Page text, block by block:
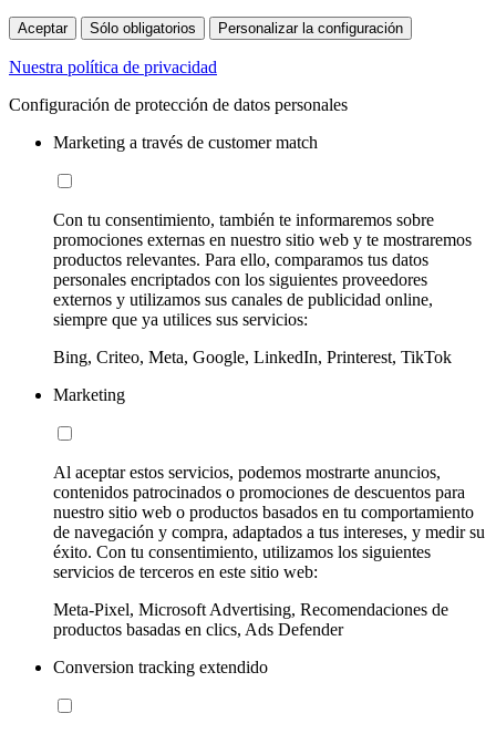
Aceptar Sólo obligatorios Personalizar la configuración
Nuestra política de privacidad
Configuración de protección de datos personales
Marketing a través de customer match
Con tu consentimiento, también te informaremos sobre
promociones externas en nuestro sitio web y te mostraremos
productos relevantes. Para ello, comparamos tus datos
personales encriptados con los siguientes proveedores
externos y utilizamos sus canales de publicidad online,
siempre que ya utilices sus servicios:
Bing, Criteo, Meta, Google, LinkedIn, Printerest, TikTok
Marketing
Al aceptar estos servicios, podemos mostrarte anuncios,
contenidos patrocinados o promociones de descuentos para
nuestro sitio web o productos basados en tu comportamiento
de navegación y compra, adaptados a tus intereses, y medir su
éxito. Con tu consentimiento, utilizamos los siguientes
servicios de terceros en este sitio web:
Meta-Pixel, Microsoft Advertising, Recomendaciones de
productos basadas en clics, Ads Defender
Conversion tracking extendido